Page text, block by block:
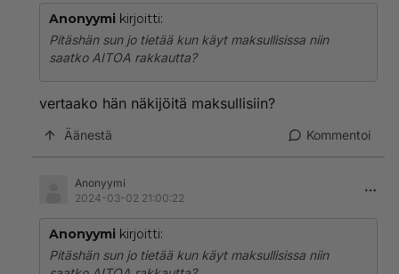
Anonyymi kirjoitti:
Pitäshän sun jo tietää kun käyt maksullisissa niin
saatko AITOA rakkautta?
vertaako hän näkijöitä maksullisiin?
Äänestä Kommentoi
Anonyymi
2024-03-02 21:00:22
Anonyymi kirjoitti:
Pitäshän sun jo tietää kun käyt maksullisissa niin